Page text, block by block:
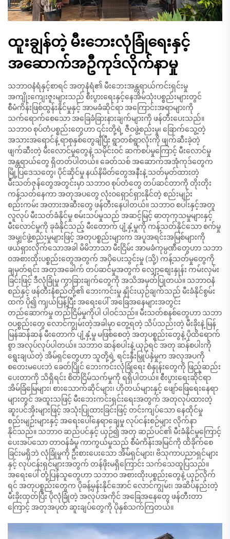
ထူးချွန်တဲ့ မီးဘေးလုံခြုံရေးနှင့်
အဆောက်အဦကုဒ်လိုက်နာမှု
သဘာဝနံရံနှင့်စာရင် အတုနံရံ၏ မီးဘေးအန္တရာယ်ကင်းရှင်းမှု
အကျိုးကျေးဇူးများသည် စီးပွားရေးနှင့်နေအိမ်သုံးပစ္စည်းများတွင်
စီမံကိန်းဖြစ်ထွန်းနိုင်မှုနှင့် အာမခံဆိုင်ရာ အကြောင်းအရာများကို
သက်ရောက်စေသော အခြေခံခြားနားချက်များကို ဖန်တီးပေးသည်။
သဘာဝ စုပ်တံပစ္စည်းတွေဟာ ၎င်းတို့ရဲ့ ဇီဝဖွဲ့စည်းမှု၊ ခြောက်သွေ့တဲ့
အသားအရောင်နဲ့ ရာစုနှစ်တွေချီပြီး ရွာတစ်ရွာလုံးကို ဖျက်ဆီးခဲ့တဲ့
ဖျက်ဆီးတဲ့ မီးလောင်မှုတွေနဲ့ သမိုင်းဝင် ဆက်စပ်မှုကြောင့် မီးလောင်မှု
အန္တရာယ်တွေ ရှိတတ်ပါတယ်။ ခေတ်သစ် အဆောက်အအုံကုဒ်တွေက
မြို့ပြဒေသတွေ၊ ပိုင်ဆိုင်မှု နယ်နိမိတ်တွေအနီးနဲ့ သတ်မှတ်ထားတဲ့
မီးသတ်ဇုန်တွေအတွင်းမှာ သဘာဝ စုပ်တံတွေ တပ်ဆင်တာကို တိုးတိုး
ကန့်သတ်နေကာ အတုအပတွေ လုံးဝရှောင်ရှားနိုင်တဲ့ စည်းမျဉ်း
စည်းကမ်း အတားအဆီးတွေ ဖန်တီးနေပါတယ်။ သဘာဝ စပါးနှင့်အတူ
လူလုပ် မီးသတ်ခံနိုင်မှု စမ်းသပ်မှုသည် အဆင့်မြင့် ဓာတုကုသမှုများနှင့်
မီးလောင်မှုကို ခုခံနိုင်သည့် မီးတောက် ပျံ့နှံ့မှုကို ကန့်သတ်နိုင်သော စက်မှု
အမျှင်ဖွဲ့စည်းမှုများဖြင့် အတုပစ္စည်းများက အပူအရင်းအမြစ်များကို
ဖယ်ရှားလိုက်သောအခါ မိမိဘာသာ မီးငြိမ်း အာမခံကုမ္ပဏီတွေဟာ သဘာ
ဝအစားထိုးပစ္စည်းတွေအတွက် အပိုပေးသွင်းမှု (သို့) ကန့်သတ်မှုတွေကို
ချမှတ်ရင်း အတုအခေါက် တပ်ဆင်မှုအတွက် လျှော့စျေးနှုန်း ကမ်းလှမ်း
ခြင်းဖြင့် ဒီလုံခြုံမှု ကွာခြားချက်တွေကို အသိအမှတ်ပြုတယ်။ သဘာဝနံ
စည်နှင့် ဖန်တီးနံစည်တို့၏ ဘေးကင်းမှု နှိုင်းယှဉ်ချက်သည် မီးခံနိုင်စွမ်း
ထက် ပို၍ ကျယ်ပြန့်ပြီး အရေးပေါ် အခြေအနေများအတွင်း
တည်ဆောက်မှု တည်ငြိမ်မှုကိုပါ ပါဝင်သည်။ မီးသတ်စနစ်တွေဟာ သဘာ
ဝပစ္စည်းတွေ လောင်ကျွမ်းတဲ့အခါမှာ တွေ့ရတဲ့ သိပ်သည်းတဲ့ မီးခိုးနဲ့ မြန်
မြန်ဆန်ဆန် မီးတောက် ပျံ့နှံ့မှု မဖြစ်စေတဲ့ အတုပစ္စည်းတွေနဲ့ ပိုထိရောက်
စွာ အလုပ်လုပ်ပါတယ်။ သဘာဝ ဆန်စပါးနဲ့ ယှဉ်ရင် အတု ဆန်စပါးကို
ရွေးချယ်တဲ့ အိမ်ရှင်တွေဟာ သူတို့ရဲ့ ရင်းနှီးမြှုပ်နှံမှုက အလှအပကို
စတေးမပေးဘဲ ခေတ်ပြိုင် ဘေးကင်းလုံခြုံရေး စံနှုန်းတွေကို ဖြည့်ဆည်း
ပေးတာကို သိရှိရင်း စိတ်ငြိမ်သက်မှုကို ရရှိပါတယ်။ စီးပွားရေးဆိုင်ရာ
အိမ်ခြံမြေများ၊ စားသောက်ဆိုင်များ၊ ဟိုတယ်များနှင့် ဖျော်ဖြေရေးနေရာ
များတွင် အထူးသဖြင့် မီးဘေးကင်းရှင်းရေးအတွက် အတုလုပ်ထားတဲ့
ဆူးပင်အိုးများဖြင့် အသုံးပြုထားခြင်းဖြင့် တင်းကျပ်သော နေထိုင်မှု
စည်းမျဉ်းများနှင့် အရေးပေါ်နေရာချေမှု လုပ်ငန်းစဉ်များ လိုက်နာ
နိုင်သည်။ သဘာဝ ဆည်ပင်နှင့် ယှဉ်၍ အတု ဆည်ပင်၏ မီးခံနိုင်မှုကြောင့်
ပေးအပ်သော တာဝန်ခံမှု ကာကွယ်မှုသည် စီမံကိန်းအမြင်ကို ထိခိုက်စေ
ခြင်းမရှိဘဲ လုံခြုံမှုကို ဦးစားပေးသော အိမ်ရှင်များ၊ ဗိသုကာပညာရှင်များ
နှင့် လုပ်ငန်းရှင်များအတွက် တန်ဖိုးမရှိကြောင်း သက်သေထူပြသည်။
အရေးပေါ် တုံ့ပြန်သူတွေဟာ သဘာဝ အစားထိုးပစ္စည်းတွေနဲ့ ယှဉ်လိုက်
ရင် အတုပစ္စည်းတွေက ပိုခန့်မှန်းနိုင်အောင် လောင်ကျွမ်း၊ အဆိပ်နည်းတဲ့
မီးခိုးထုတ်ပြီး ပိုလုံခြုံတဲ့ အလုပ်အကိုင် အခြေအနေတွေ ဖန်တီးတာ
ကြောင့် အတုအပုတ် ဆူးချပ်တွေကို ပိုနှစ်သက်ကြတယ်။